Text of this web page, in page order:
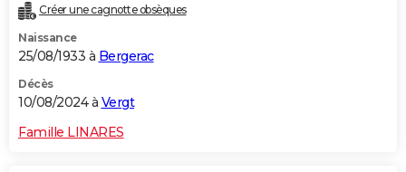
Créer une cagnotte obsèques
Naissance
25/08/1933 à Bergerac
Décès
10/08/2024 à Vergt
Famille LINARES